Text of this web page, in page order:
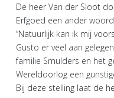
De heer Van der Sloot
Erfgoed een ander
“Natuurlijk kan ik mij
Gusto er veel aan
familie Smulders en het
Wereldoorlog een
Bij deze stelling laat de